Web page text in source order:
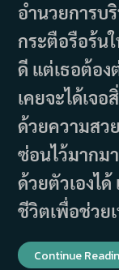
อำนวยการบ
กระตือรือร้น
ดี แต่เธอต้อ
เคยจะได้เจ
ด้วยความสว
ซ่อนไว้มากม
ด้วยตัวเองไ
ชีวิตเพื่อช่วย
Continue